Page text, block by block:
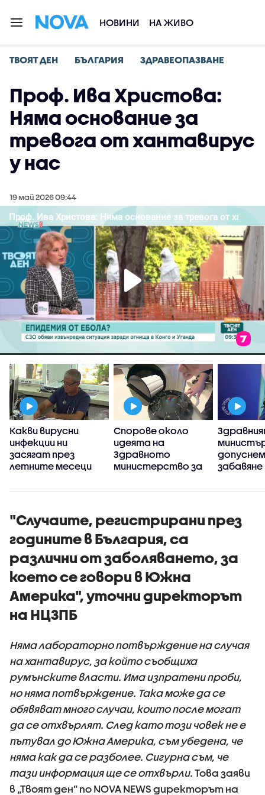
НОВИНИ НА ЖИВО
ТВОЯТ ДЕН БЪЛГАРИЯ ЗДРАВЕОПАЗВАНЕ
Проф. Ива Христова:
Няма основание за
тревога от хантавирус
у нас
19 май 2026 09:44
Какви вирусни
инфекции ни
засягат през
летните месеци
Спорове около
идеята на
Здравното
министерство за
държавния инвитро
забавяне
"Случаите, регистрирани през
годините в България, са
различни от заболяването, за
което се говори в Южна
Америка", уточни директорът
на НЦЗПБ
Няма лабораторно потвърждение на случая
на хантавирус, за който съобщиха
румънските власти. Има изпратени проби,
но няма потвърждение. Така може да се
обявяват много случаи, които после могат
да се отхвърлят. След като този човек не е
пътувал до Южна Америка, съм убедена, че
няма как да се разболее. Сигурна съм, че
тази информация ще се отхвърли. Това заяви
в „Твоят ден” по NOVA NEWS директорът на